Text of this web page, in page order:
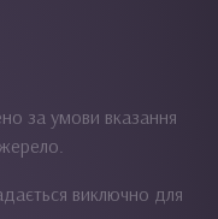
за умови вказання
виключно для